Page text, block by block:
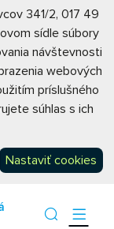
341/2, 017 49
sídle súbory
návštevnosti
webových
príslušného
súhlas s ich
Nastaviť cookies